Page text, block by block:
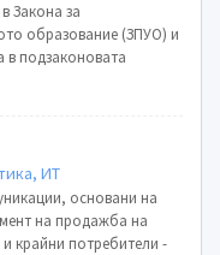
Закона за
образование (ЗПУО) и
в подзаконовата
ИТ
основани на
на продажба на
крайни потребители -